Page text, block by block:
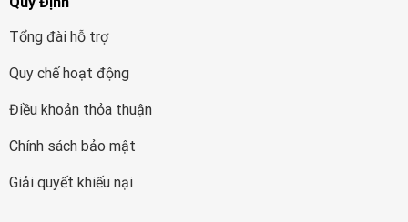
Tổng đài hỗ trợ
Quy chế hoạt động
Điều khoản thỏa thuận
Chính sách bảo mật
Giải quyết khiếu nại